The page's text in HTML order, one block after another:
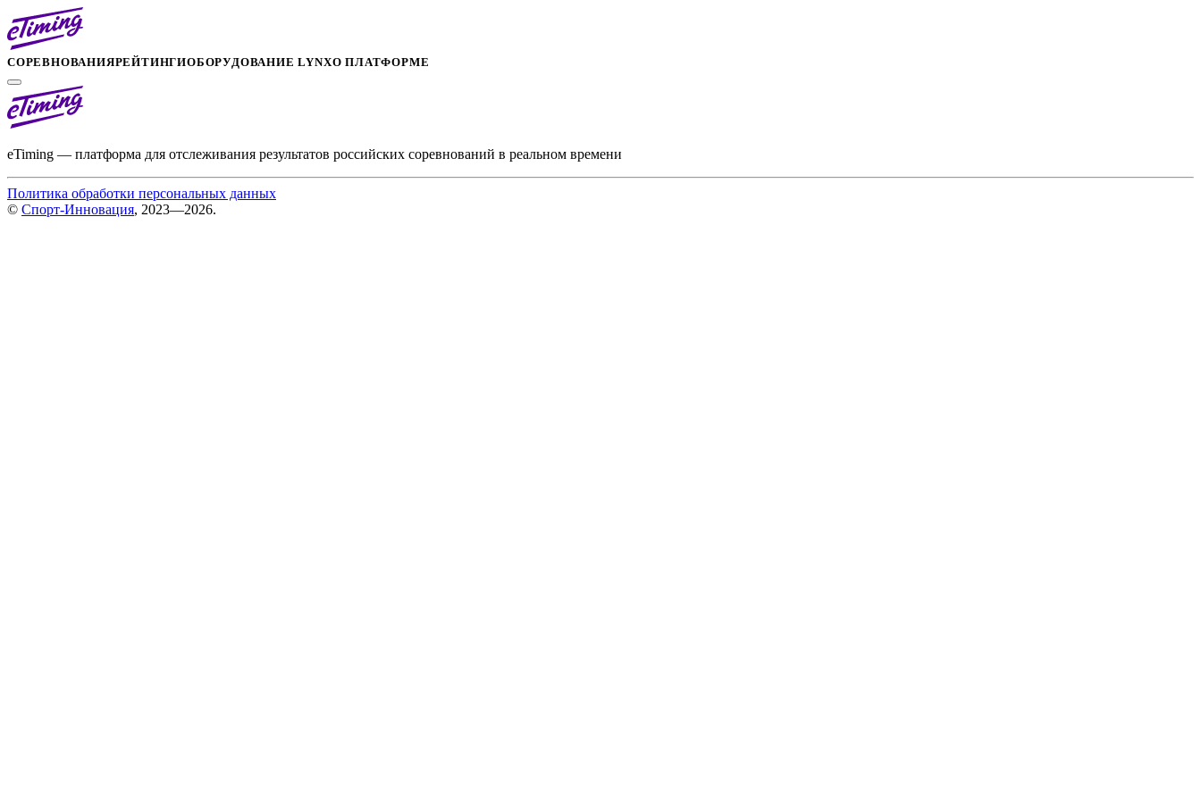
СОРЕВНОВАНИЯРЕЙТИНГИОБОРУДОВАНИЕ LYNXО ПЛАТФОРМЕ
eTiming — платформа для отслеживания результатов российских соревнований в реальном времени
Политика обработки персональных данных
© Спорт-Инновация, 2023—2026.